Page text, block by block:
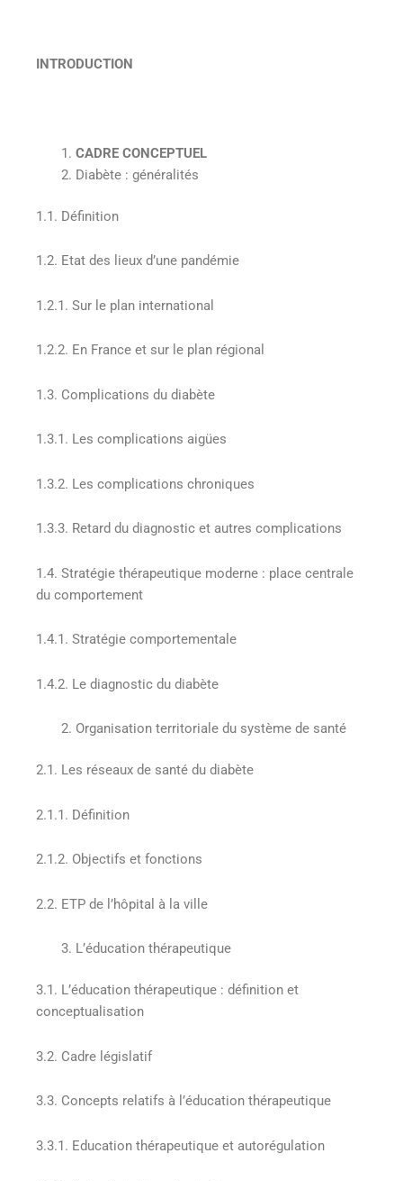
INTRODUCTION
CADRE CONCEPTUEL
Diabète : généralités
1.1. Définition
1.2. Etat des lieux d’une pandémie
1.2.1. Sur le plan international
1.2.2. En France et sur le plan régional
1.3. Complications du diabète
1.3.1. Les complications aigües
1.3.2. Les complications chroniques
1.3.3. Retard du diagnostic et autres complications
1.4. Stratégie thérapeutique moderne : place centrale
du comportement
1.4.1. Stratégie comportementale
1.4.2. Le diagnostic du diabète
Organisation territoriale du système de santé
2.1. Les réseaux de santé du diabète
2.1.1. Définition
2.1.2. Objectifs et fonctions
2.2. ETP de l’hôpital à la ville
L’éducation thérapeutique
3.1. L’éducation thérapeutique : définition et
conceptualisation
3.2. Cadre législatif
3.3. Concepts relatifs à l’éducation thérapeutique
3.3.1. Education thérapeutique et autorégulation